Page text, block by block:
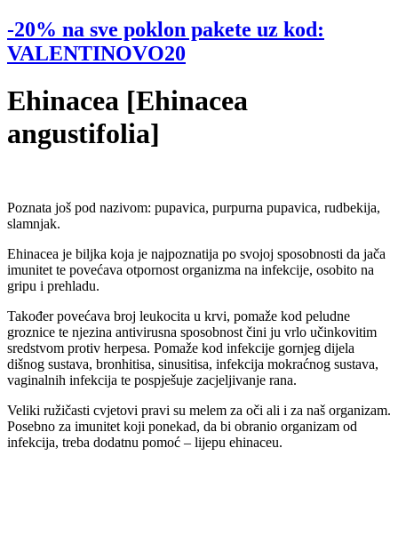
-20% na sve poklon pakete uz kod:
VALENTINOVO20
Ehinacea [Ehinacea
angustifolia]
Poznata još pod nazivom: pupavica, purpurna pupavica, rudbekija,
slamnjak.
Ehinacea je biljka koja je najpoznatija po svojoj sposobnosti da jača
imunitet te povećava otpornost organizma na infekcije, osobito na
gripu i prehladu.
Također povećava broj leukocita u krvi, pomaže kod peludne
groznice te njezina antivirusna sposobnost čini ju vrlo učinkovitim
sredstvom protiv herpesa. Pomaže kod infekcije gornjeg dijela
dišnog sustava, bronhitisa, sinusitisa, infekcija mokraćnog sustava,
vaginalnih infekcija te pospješuje zacjeljivanje rana.
Veliki ružičasti cvjetovi pravi su melem za oči ali i za naš organizam.
Posebno za imunitet koji ponekad, da bi obranio organizam od
infekcija, treba dodatnu pomoć – lijepu ehinaceu.